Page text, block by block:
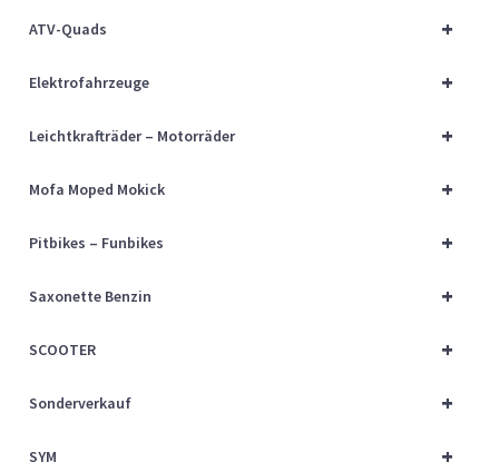
+
ATV-Quads
+
Elektrofahrzeuge
+
Leichtkrafträder – Motorräder
+
Mofa Moped Mokick
+
Pitbikes – Funbikes
+
Saxonette Benzin
+
SCOOTER
+
Sonderverkauf
+
SYM